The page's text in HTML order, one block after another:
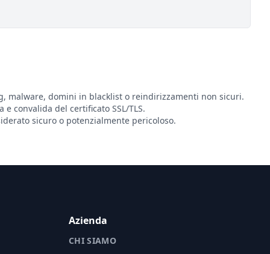
malware, domini in blacklist o reindirizzamenti non sicuri.
convalida del certificato SSL/TLS.
sicuro o potenzialmente pericoloso.
Azienda
CHI SIAMO